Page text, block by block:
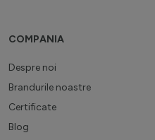
COMPANIA
Despre noi
Brandurile noastre
Certificate
Blog